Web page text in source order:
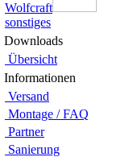
Wolfcraft
sonstiges
Downloads
Übersicht
Infor­ma­tionen
Versand
Montage / FAQ
Partner
Sanie­rung